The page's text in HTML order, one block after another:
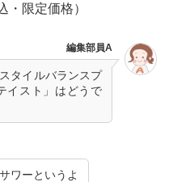
・限定価格）
編集部員A
タイルバランスプ
イスト」はどうで
ワーというよ